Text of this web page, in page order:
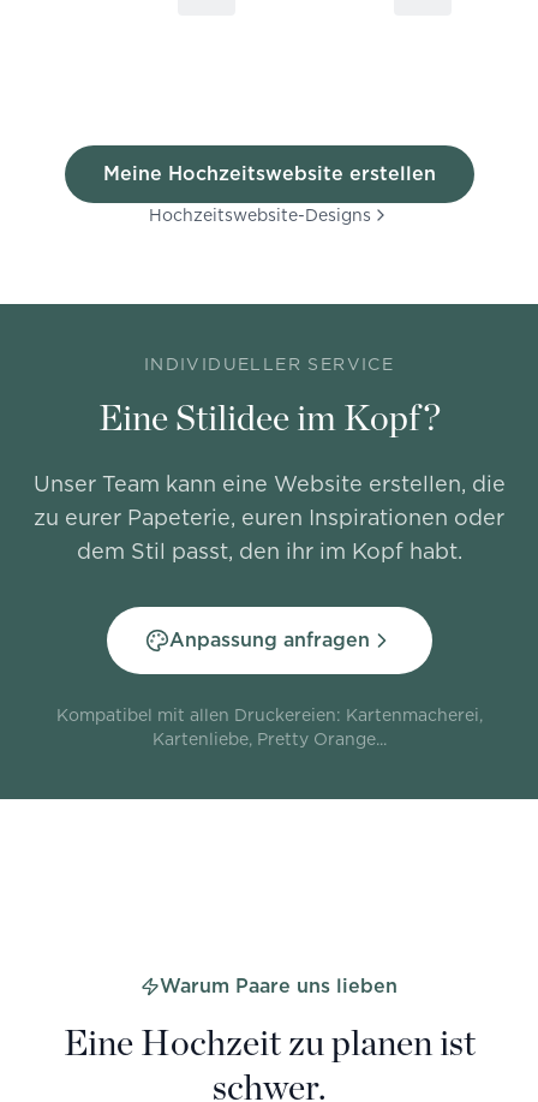
Meine Hochzeitswebsite erstellen
Hochzeitswebsite-Designs
INDIVIDUELLER SERVICE
Eine Stilidee im Kopf?
Unser Team kann eine Website erstellen, die
zu eurer Papeterie, euren Inspirationen oder
dem Stil passt, den ihr im Kopf habt.
Anpassung anfragen
Kompatibel mit allen Druckereien: Kartenmacherei,
Kartenliebe, Pretty Orange...
Warum Paare uns lieben
Eine Hochzeit zu planen ist
schwer.